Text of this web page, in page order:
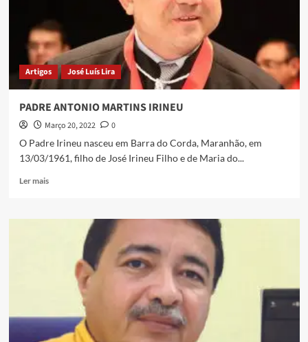
Artigos José Luís Lira
PADRE ANTONIO MARTINS IRINEU
Março 20, 2022
0
O Padre Irineu nasceu em Barra do Corda, Maranhão, em
13/03/1961, filho de José Irineu Filho e de Maria do...
Ler mais